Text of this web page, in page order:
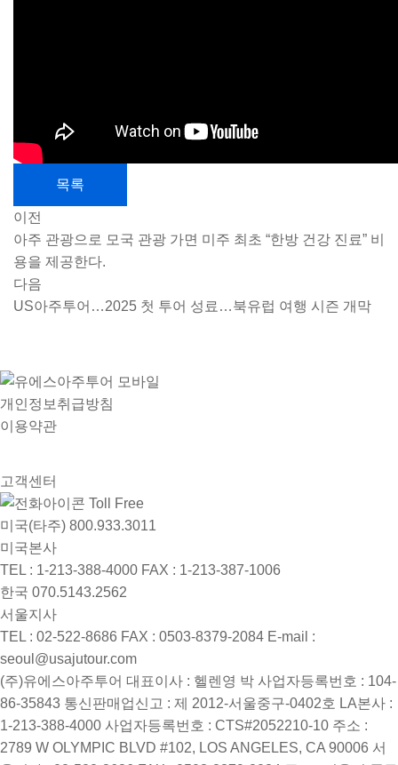
목록
이전
아주 관광으로 모국 관광 가면 미주 최초 “한방 건강 진료” 비
용을 제공한다.
다음
US아주투어…2025 첫 투어 성료…북유럽 여행 시즌 개막
개인정보취급방침
이용약관
고객센터
Toll Free
미국(타주) 800.933.3011
미국본사
TEL : 1-213-388-4000 FAX : 1-213-387-1006
한국 070.5143.2562
서울지사
TEL : 02-522-8686 FAX : 0503-8379-2084 E-mail :
seoul@usajutour.com
(주)유에스아주투어 대표이사 : 헬렌영 박 사업자등록번호 : 104-
86-35843 통신판매업신고 : 제 2012-서울중구-0402호 LA본사 :
1-213-388-4000 사업자등록번호 : CTS#2052210-10 주소 :
2789 W OLYMPIC BLVD #102, LOS ANGELES, CA 90006 서